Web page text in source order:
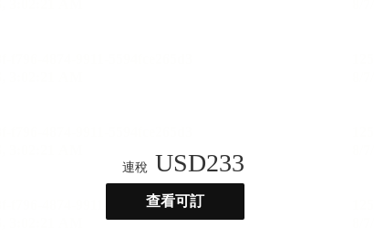
連稅 USD233
查看可訂